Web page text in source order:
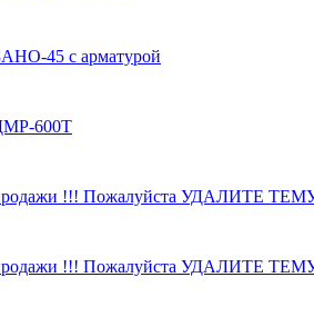
45 с арматурой
600Т
!!! Пожалуйста УДАЛИТЕ
!!! Пожалуйста УДАЛИТЕ